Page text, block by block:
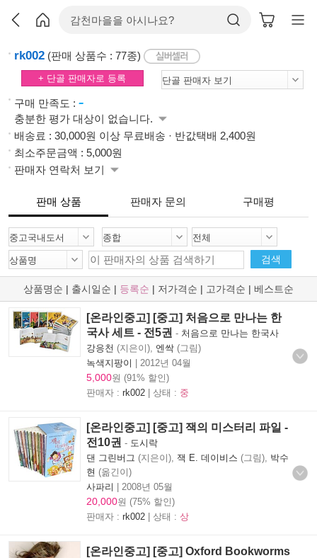
rk002 (판매 상품수 : 77종)
+ 단골 판매자로 등록
구매 만족도 : -
충분한 평가 대상이 없습니다.
배송료 : 30,000원 이상 무료배송 · 반값택배 2,400원
최소주문금액 : 5,000원
판매자 연락처 보기
판매 상품 판매자 문의 구매평
검색
상품명순 | 출시일순 | 등록순 | 저가격순 | 고가격순 | 베스트순
[온라인중고] [중고] 처음으로 만나는 한
국사 세트 - 전5권 - 처음으로 만나는 한국사
강응천 (지은이), 엔싹 (그림)
녹색지팡이 | 2012년 04월
5,000원 (91% 할인)
판매자 : rk002 | 상태 : 중
[온라인중고] [중고] 잭의 미스터리 파일 -
전10권 - 도시락
댄 그린버그 (지은이), 잭 E. 데이비스 (그림), 박수
현 (옮긴이)
사파리 | 2008년 05월
20,000원 (75% 할인)
판매자 : rk002 | 상태 : 상
[온라인중고] [중고] Oxford Bookworms